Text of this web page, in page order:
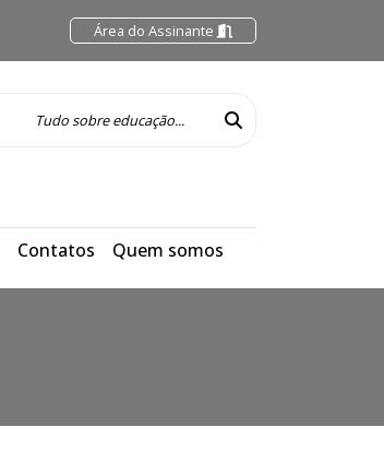
Área do Assinante
Contatos Quem somos